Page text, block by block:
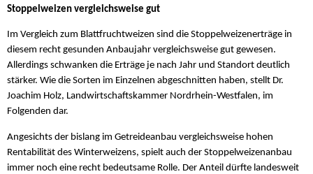
Stoppelweizen vergleichsweise gut
Im Vergleich zum Blattfruchtweizen sind die Stoppelweizenerträge in
diesem recht gesunden Anbaujahr vergleichsweise gut gewesen.
Allerdings schwanken die Erträge je nach Jahr und Standort deutlich
stärker. Wie die Sorten im Einzelnen abgeschnitten haben, stellt Dr.
Joachim Holz, Landwirtschaftskammer Nordrhein-Westfalen, im
Folgenden dar.
Angesichts der bislang im Getreideanbau vergleichsweise hohen
Rentabilität des Winterweizens, spielt auch der Stoppelweizenanbau
immer noch eine recht bedeutsame Rolle. Der Anteil dürfte landesweit